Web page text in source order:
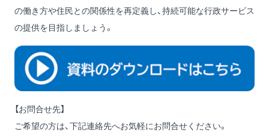
の働き方や住民との関係性を再定義し、持続可能な行政サービス
の提供を目指しましょう。
【お問合せ先】
ご希望の方は、下記連絡先へお気軽にお問合せください。